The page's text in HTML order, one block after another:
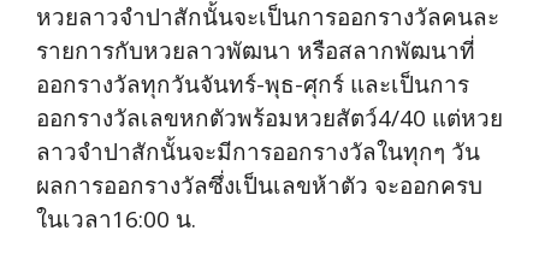
หวยลาวจำปาสักนั้นจะเป็นการออกรางวัลคนละ
รายการกับหวยลาวพัฒนา หรือสลากพัฒนาที่
ออกรางวัลทุกวันจันทร์-พุธ-ศุกร์ และเป็นการ
ออกรางวัลเลขหกตัวพร้อมหวยสัตว์4/40 แต่หวย
ลาวจำปาสักนั้นจะมีการออกรางวัลในทุกๆ วัน
ผลการออกรางวัลซึ่งเป็นเลขห้าตัว จะออกครบ
ในเวลา16:00 น.